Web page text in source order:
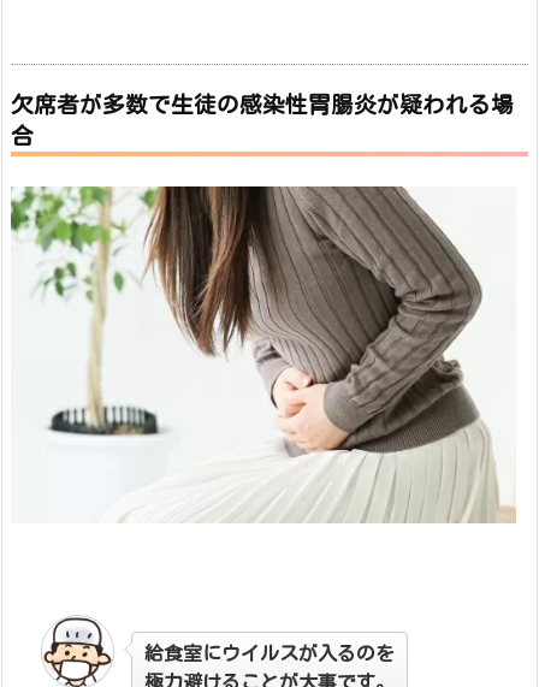
欠席者が多数で生徒の感染性胃腸炎が疑われる場
合
給食室にウイルスが入るのを
極力避けることが大事です。